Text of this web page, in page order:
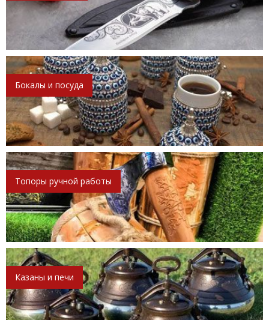
Бокалы и посуда
Топоры ручной работы
Казаны и печи